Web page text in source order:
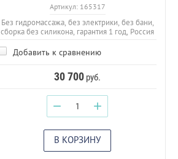
Артикул:165317
Без гидромассажа, без электрики, без бани,
сборка без силикона, гарантия 1 год, Россия
Добавить к сравнению
30 700 руб.
− +
В КОРЗИНУ